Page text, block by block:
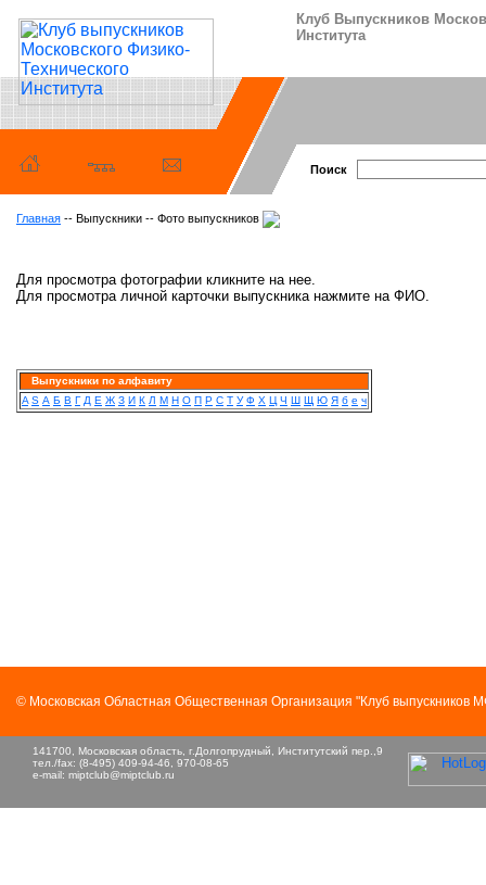
Клуб Выпускников
Института
Поиск
Главная -- Выпускники -- Фото выпускников
Для просмотра фотографии кликните на нее.
Для просмотра личной карточки выпускника нажмите на ФИО.
Выпускники по алфавиту
A S А Б В Г Д Е Ж З И К Л М Н О П Р С Т У Ф Х Ц Ч Ш Щ Ю Я б е ч
© Московская Областная Общественная Организация "Клуб выпускников
141700, Московская область, г.Долгопрудный, Институтский пер.,9
тел./fax: (8-495) 409-94-46, 970-08-65
e-mail: miptclub@miptclub.ru